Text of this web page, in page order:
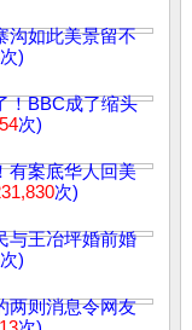
沟如此美景留不
次)
！BBC成了缩头
次)
有案底华人回美
次)
与王冶坪婚前婚
次)
两则消息令网友